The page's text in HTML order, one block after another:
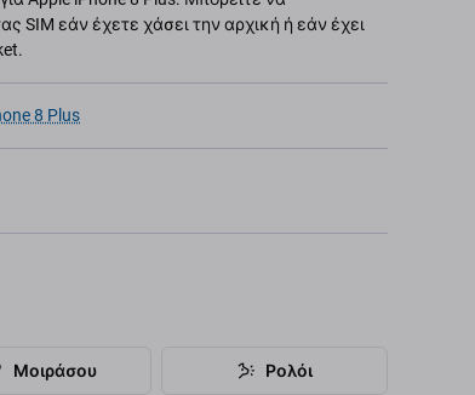
SIM εάν έχετε χάσει την αρχική ή εάν έχει
8 Plus
Μοιράσου Ρολόι